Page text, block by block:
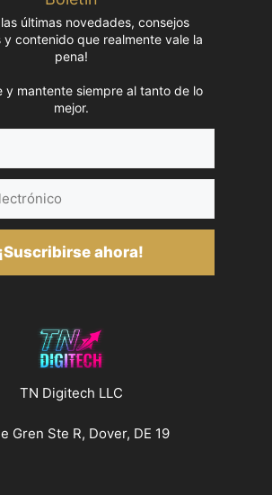
las últimas novedades, consejos
y contenido que realmente vale la
pena!
y mantente siempre al tanto de lo
mejor.
¡Suscribirse ahora!
TN Digitech LLC
Gren Ste R, Dover, DE 19